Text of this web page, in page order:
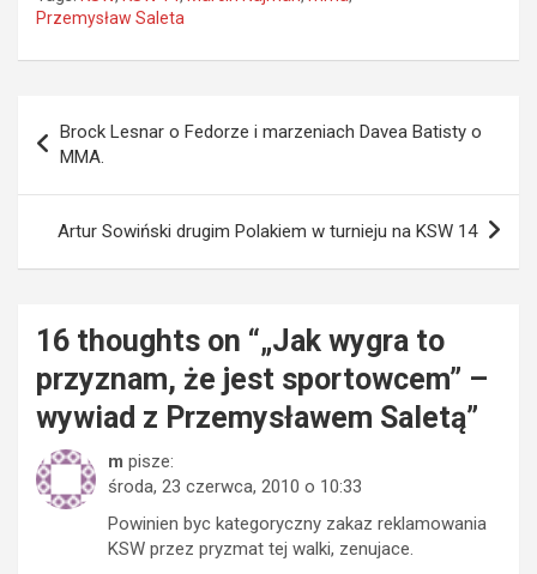
Przemysław Saleta
wpisu
Brock Lesnar o Fedorze i marzeniach Davea Batisty o
MMA.
Artur Sowiński drugim Polakiem w turnieju na KSW 14
16 thoughts on “„Jak wygra to
przyznam, że jest sportowcem” –
wywiad z Przemysławem Saletą”
m pisze:
środa, 23 czerwca, 2010 o 10:33
Powinien byc kategoryczny zakaz reklamowania
KSW przez pryzmat tej walki, zenujace.